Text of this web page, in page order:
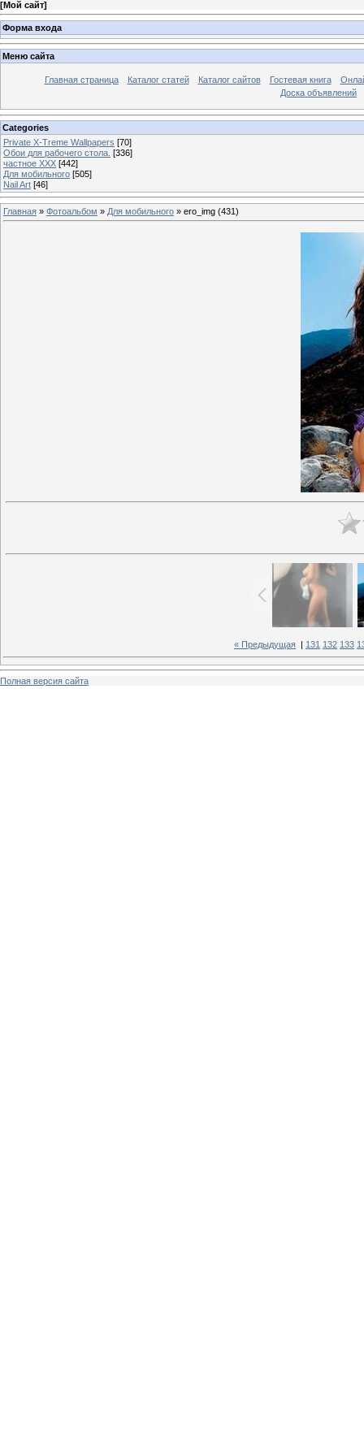
[Мой сайт]
Форма входа
Меню сайта
Главная страница Каталог статей Каталог сайтов Гостевая книга
Доска объявлений
Categories
Private X-Treme Wallpapers [70]
Обои для рабочего стола. [336]
частное ХХХ [442]
Для мобильного [505]
Nail Art [46]
Главная » Фотоальбом » Для мобильного » ero_img (431)
« Предыдущая 131 132 133
Полная версия сайта